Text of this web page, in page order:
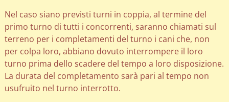
Nel caso siano previsti turni in coppia, al termine del
primo turno di tutti i concorrenti, saranno chiamati sul
terreno per i completamenti del turno i cani che, non
per colpa loro, abbiano dovuto interrompere il loro
turno prima dello scadere del tempo a loro disposizione.
La durata del completamento sarà pari al tempo non
usufruito nel turno interrotto.